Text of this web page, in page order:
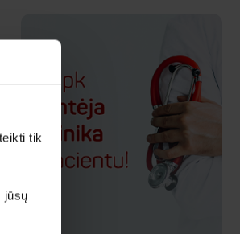
tik
jūsų